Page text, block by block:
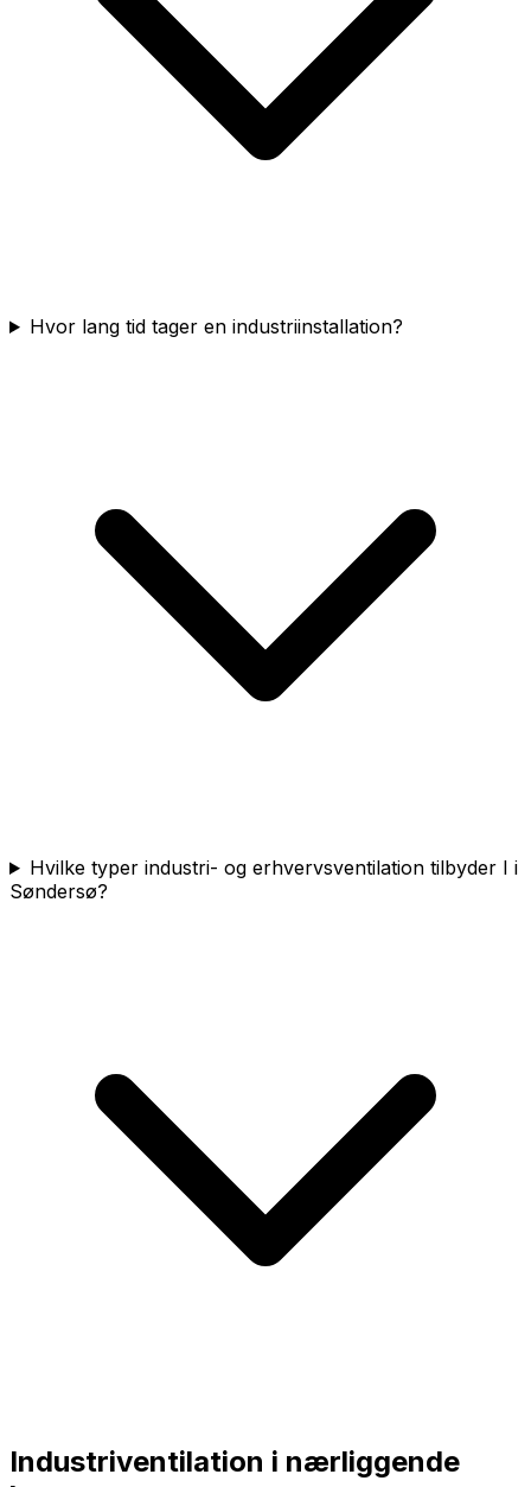
Hvor lang tid tager en industriinstallation?
Hvilke typer industri- og erhvervsventilation tilbyder I i
Søndersø?
Industriventilation i nærliggende